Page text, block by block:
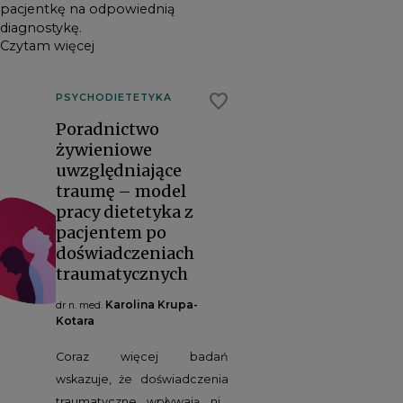
pacjentkę na odpowiednią
diagnostykę.
Czytam więcej
PSYCHODIETETYKA favorite
Poradnictwo
żywieniowe
uwzględniające
traumę – model
pracy dietetyka z
pacjentem po
doświadczeniach
traumatycznych
dr n. med. Karolina Krupa-
Kotara
Coraz więcej badań
wskazuje, że doświadczenia